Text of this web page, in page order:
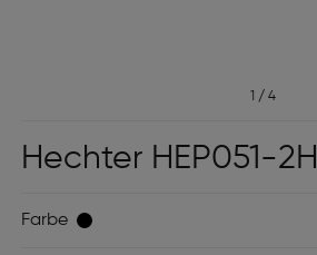
1 / 4
Hechter HEP051-2H
Farbe